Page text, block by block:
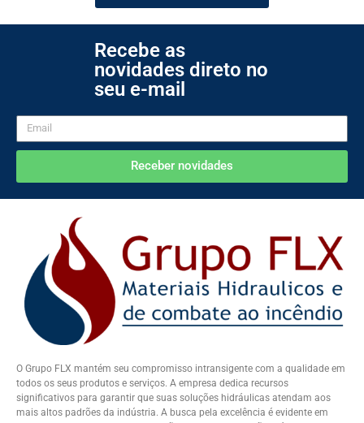
Recebe as
novidades direto no
seu e-mail
Receber novidades
O Grupo FLX mantém seu compromisso intransigente com a qualidade em
todos os seus produtos e serviços. A empresa dedica recursos
significativos para garantir que suas soluções hidráulicas atendam aos
mais altos padrões da indústria. A busca pela excelência é evidente em